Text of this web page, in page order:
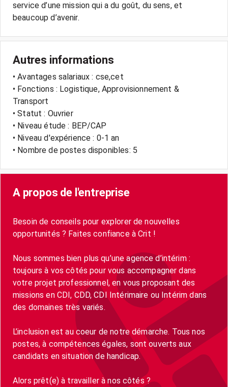
service d’une mission qui a du goût, du sens, et
Autres informations
• Avantages salariaux : cse,cet
• Fonctions : Logistique, Approvisionnement &
Transport
• Statut : Ouvrier
• Niveau étude : BEP/CAP
• Niveau d'expérience : 0-1 an
• Nombre de postes disponibles: 5
A propos de l'entreprise
Besoin de conseils pour explorer de nouvelles
opportunités ? Faites confiance à Crit !
Nous sommes bien plus qu’une agence d’intérim :
toujours à vos côtés pour vous accompagner dans
votre projet professionnel, en vous proposant des
missions en CDI, CDD, CDI Intérimaire ou Intérim dans
des domaines très variés.
L’inclusion est au coeur de notre démarche. Tous nos
postes, à compétences égales, sont ouverts aux
candidats en situation de handicap.
Alors prêt(e) à travailler à nos côtés ?